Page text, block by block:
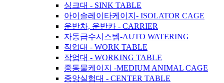
싱크대 - SINK TABLE
아이솔레이타케이지- ISOLATOR CAGE
운반차, 운반카 - CARRIER
자동급수시스템-AUTO WATERING
작업대 - WORK TABLE
작업대 - WORKING TABLE
중동물케이지 -MEDIUM ANIMAL CAGE
중앙실험대 - CENTER TABLE